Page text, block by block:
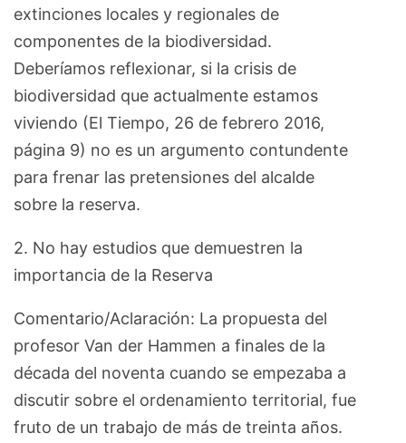
extinciones locales y regionales de
componentes de la biodiversidad.
Deberíamos reflexionar, si la crisis de
biodiversidad que actualmente estamos
viviendo (El Tiempo, 26 de febrero 2016,
página 9) no es un argumento contundente
para frenar las pretensiones del alcalde
sobre la reserva.
2. No hay estudios que demuestren la
importancia de la Reserva
Comentario/Aclaración: La propuesta del
profesor Van der Hammen a finales de la
década del noventa cuando se empezaba a
discutir sobre el ordenamiento territorial, fue
fruto de un trabajo de más de treinta años.